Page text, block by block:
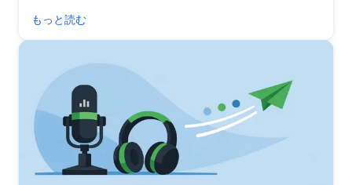
もっと読む